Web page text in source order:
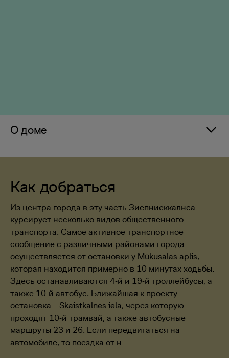
О доме
Как добраться
Из центра города в эту часть Зиепниеккалнса
курсирует несколько видов общественного
транспорта. Самое активное транспортное
сообщение с различными районами города
осуществляется от остановки у Mūkusalas aplis,
которая находится примерно в 10 минутах ходьбы.
Здесь останавливаются 4-й и 19-й троллейбусы, а
также 10-й автобус. Ближайшая к проекту
остановка – Skaistkalnes iela, через которую
проходят 10-й трамвай, а также автобусные
маршруты 23 и 26. Если передвигаться на
автомобиле, то поездка от н